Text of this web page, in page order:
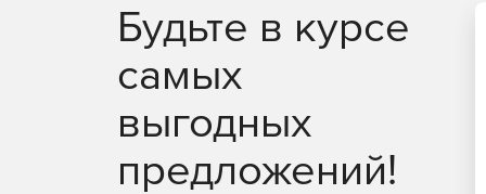
Будьте в курсе
самых
выгодных
предложений!